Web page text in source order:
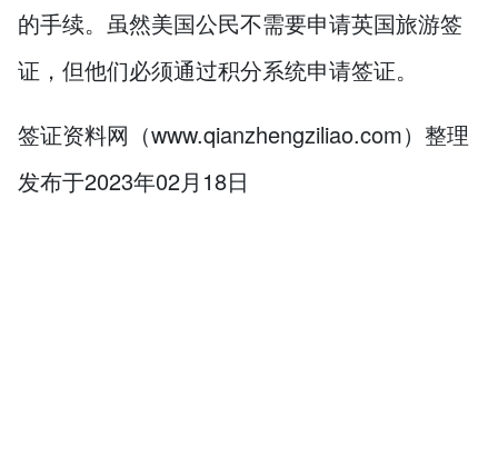
的手续。虽然美国公民不需要申请英国旅游签
证，但他们必须通过积分系统申请签证。
签证资料网（www.qianzhengziliao.com）整理
发布于2023年02月18日